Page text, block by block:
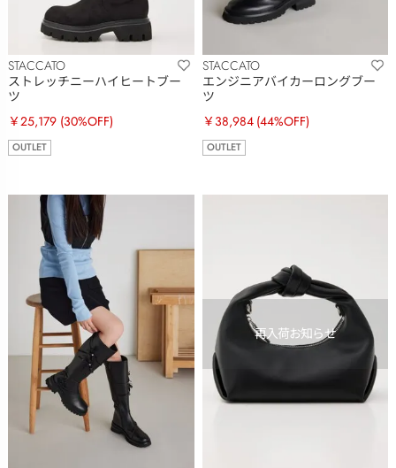
STACCATO
ストレッチニーハイヒートブー
ツ
￥25,179 (30%OFF)
OUTLET
STACCATO
エンジニアバイカーロングブー
ツ
￥38,984 (44%OFF)
OUTLET